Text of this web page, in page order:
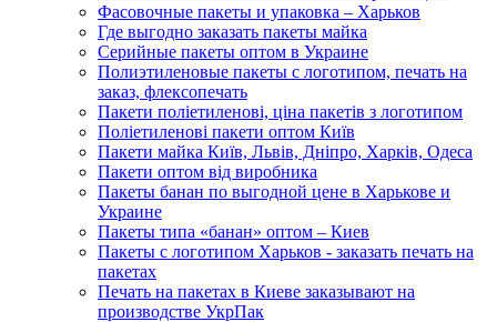
Фасовочные пакеты и упаковка – Харьков
Где выгодно заказать пакеты майка
Серийные пакеты оптом в Украине
Полиэтиленовые пакеты с логотипом, печать на
заказ, флексопечать
Пакети поліетиленові, ціна пакетів з логотипом
Поліетиленові пакети оптом Київ
Пакети майка Київ, Львів, Дніпро, Харків, Одеса
Пакети оптом від виробника
Пакеты банан по выгодной цене в Харькове и
Украине
Пакеты типа «банан» оптом – Киев
Пакеты с логотипом Харьков - заказать печать на
пакетах
Печать на пакетах в Киеве заказывают на
производстве УкрПак